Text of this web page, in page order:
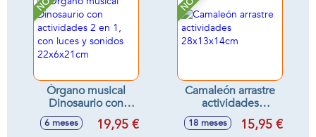
Órgano musical
Dinosaurio con
actividades 2 en 1,
con luces y sonidos
6 meses 19,95 €
Camaleón arrastre
actividades
28x13x14cm
18 meses 15,95 €